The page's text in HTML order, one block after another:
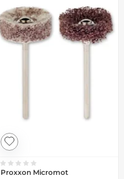
Proxxon Micromot